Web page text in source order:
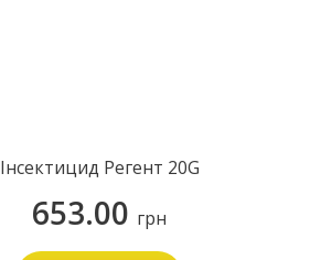
Інсектицид Регент 20G
653.00 грн